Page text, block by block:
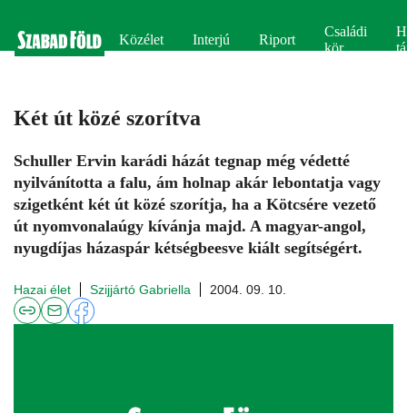
Közélet Interjú Riport
Családi
kör
Két út közé szorítva
Schuller Ervin karádi házát tegnap még védetté
nyilvánította a falu, ám holnap akár lebontatja vagy
szigetként két út közé szorítja, ha a Kötcsére vezető
út nyomvonalaúgy kívánja majd. A magyar-angol,
nyugdíjas házaspár kétségbeesve kiált segítségért.
Hazai élet Szijjártó Gabriella 2004. 09. 10.